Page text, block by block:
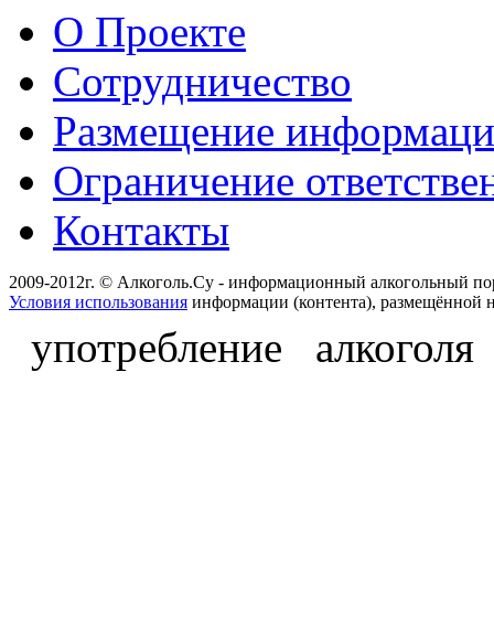
О Проекте
Сотрудничество
Размещение
Ограничение
Контакты
2009-2012г. © Алкоголь.Су - информационный алкогольный
Условия использования информации (контента), размещённой
употребление